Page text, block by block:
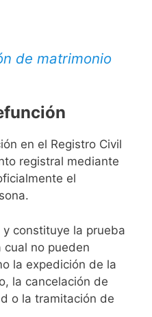
de matrimonio
en el Registro Civil
registral mediante
el
constituye la prueba
cual no pueden
la expedición de la
la cancelación de
o la tramitación de